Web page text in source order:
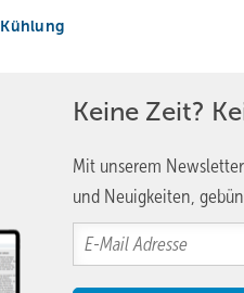
Kühlung
Keine Zeit?
Mit unserem
und Neuigkeiten,